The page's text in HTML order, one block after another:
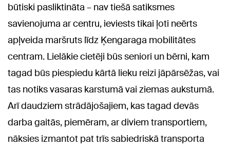
būtiski pasliktināta – nav tiešā satiksmes
savienojuma ar centru, ieviests tikai ļoti neērts
apļveida maršruts līdz Ķengaraga mobilitātes
centram. Lielākie cietēji būs seniori un bērni, kam
tagad būs piespiedu kārtā lieku reizi jāpārsēžas, vai
tas notiks vasaras karstumā vai ziemas aukstumā.
Arī daudziem strādājošajiem, kas tagad devās
darba gaitās, piemēram, ar diviem transportiem,
nāksies izmantot pat trīs sabiedriskā transporta